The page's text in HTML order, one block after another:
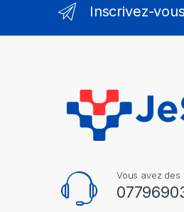
Inscrivez-
Vous avez